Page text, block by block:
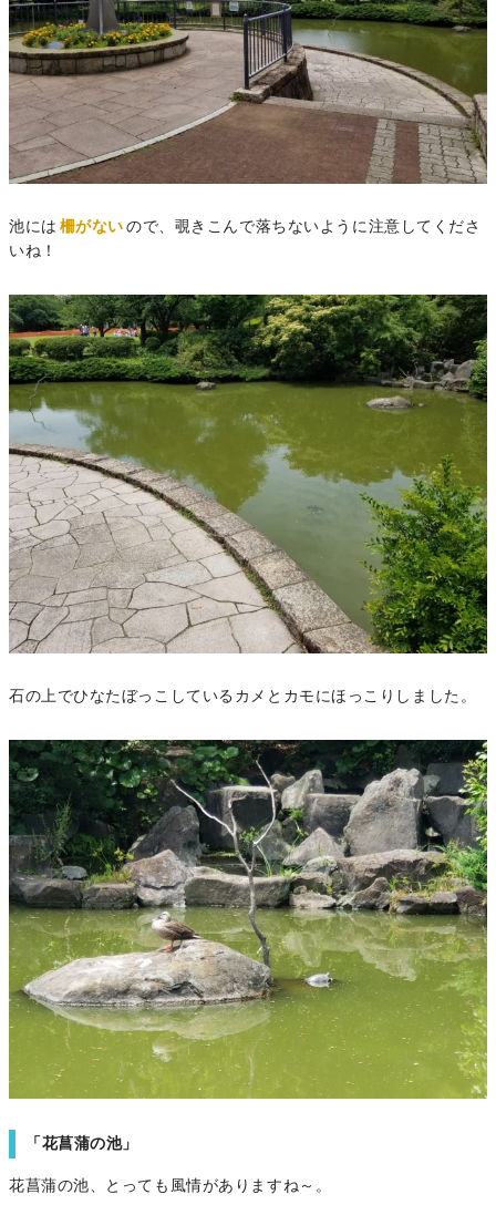
池には 柵がない ので、覗きこんで落ちないように注意してくださ
いね！
石の上でひなたぼっこしているカメとカモにほっこりしました。
「花菖蒲の池」
花菖蒲の池、とっても風情がありますね～。